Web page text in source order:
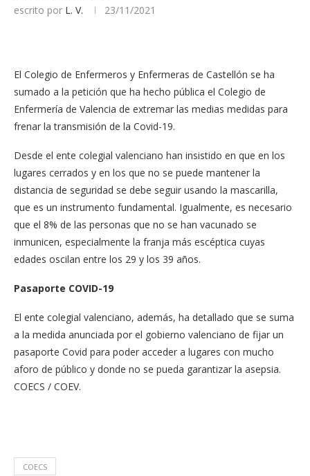
escrito por L. V. 23/11/2021
El Colegio de Enfermeros y Enfermeras de Castellón se ha
sumado a la petición que ha hecho pública el Colegio de
Enfermería de Valencia de extremar las medias medidas para
frenar la transmisión de la Covid-19.
Desde el ente colegial valenciano han insistido en que en los
lugares cerrados y en los que no se puede mantener la
distancia de seguridad se debe seguir usando la mascarilla,
que es un instrumento fundamental. Igualmente, es necesario
que el 8% de las personas que no se han vacunado se
inmunicen, especialmente la franja más escéptica cuyas
edades oscilan entre los 29 y los 39 años.
Pasaporte COVID-19
El ente colegial valenciano, además, ha detallado que se suma
a la medida anunciada por el gobierno valenciano de fijar un
pasaporte Covid para poder acceder a lugares con mucho
aforo de público y donde no se pueda garantizar la asepsia.
COECS / COEV.
COECS